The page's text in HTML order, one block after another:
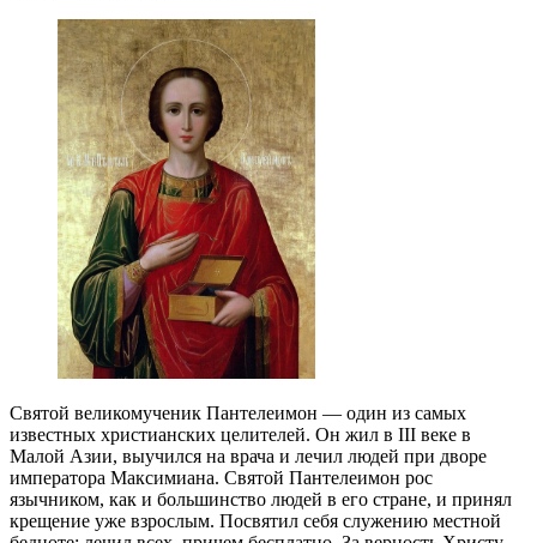
Святой великомученик Пантелеимон — один из самых
известных христианских целителей. Он жил в III веке в
Малой Азии, выучился на врача и лечил людей при дворе
императора Максимиана. Святой Пантелеимон рос
язычником, как и большинство людей в его стране, и принял
крещение уже взрослым. Посвятил себя служению местной